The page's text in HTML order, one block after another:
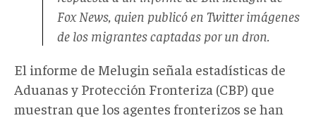
Fox News, quien publicó en Twitter imágenes
de los migrantes captadas por un dron.
El informe de Melugin señala estadísticas de
Aduanas y Protección Fronteriza (CBP) que
muestran que los agentes fronterizos se han